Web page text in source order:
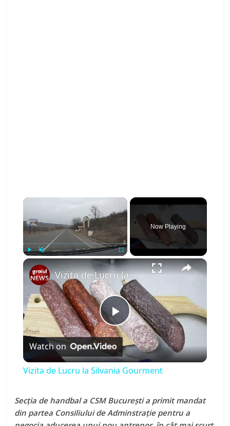
×
Play Unmute Fullscreen
Now Playing
×
P
l
y
Vizita de Lucru la Silvania Gourment
Watch on
Vizita de Lucru la Silvania Gourment
Secția de handbal a CSM București a primit mandat
din partea Consiliului de Adminstrație pentru a